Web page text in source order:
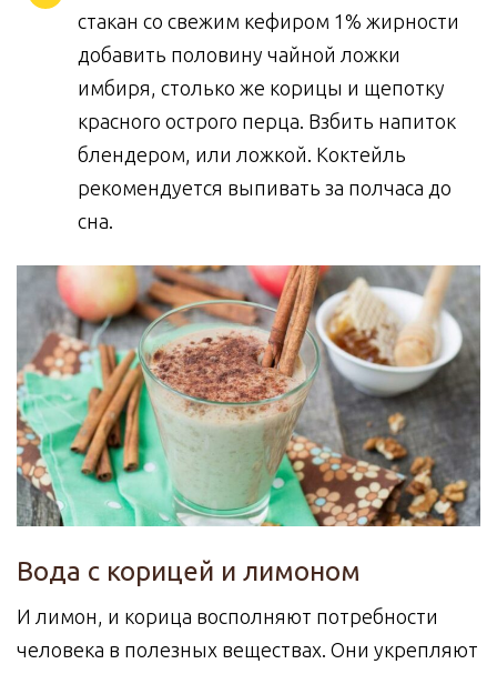
стакан со свежим кефиром 1% жирности
добавить половину чайной ложки
имбиря, столько же корицы и щепотку
красного острого перца. Взбить напиток
блендером, или ложкой. Коктейль
рекомендуется выпивать за полчаса до
сна.
Вода с корицей и лимоном
И лимон, и корица восполняют потребности
человека в полезных веществах. Они укрепляют